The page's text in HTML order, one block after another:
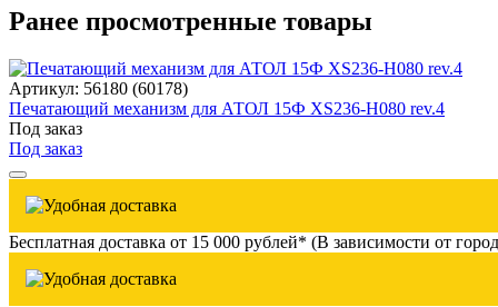
Ранее просмотренные товары
Артикул: 56180 (60178)
Печатающий механизм для АТОЛ 15Ф XS236-H080 rev.4
Под заказ
Под заказ
Бесплатная доставка от 15 000 рублей* (В зависимости от